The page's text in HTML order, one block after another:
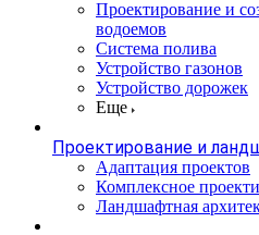
Проектирование и
водоемов
Система полива
Устройство газонов
Устройство дорожек
Еще
Проектирование и
Адаптация проектов
Комплексное
Ландшафтная